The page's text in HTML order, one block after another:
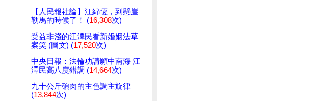
【人民報社論】江綿恆，到懸崖
勒馬的時候了！ (16,308次)
受益非淺的江澤民看新婚姻法草
案笑 (圖文) (17,520次)
中央日報：法輪功請願中南海 江
澤民高八度錯調 (14,664次)
九十公斤碩肉的主色調主旋律
(13,844次)